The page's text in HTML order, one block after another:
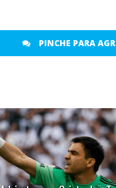
PINCHE PARA
LEER MÁS